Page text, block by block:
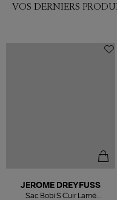
VOS DERNIERS
JEROME DREYFUSS
Sac Bobi S Cuir Lamé